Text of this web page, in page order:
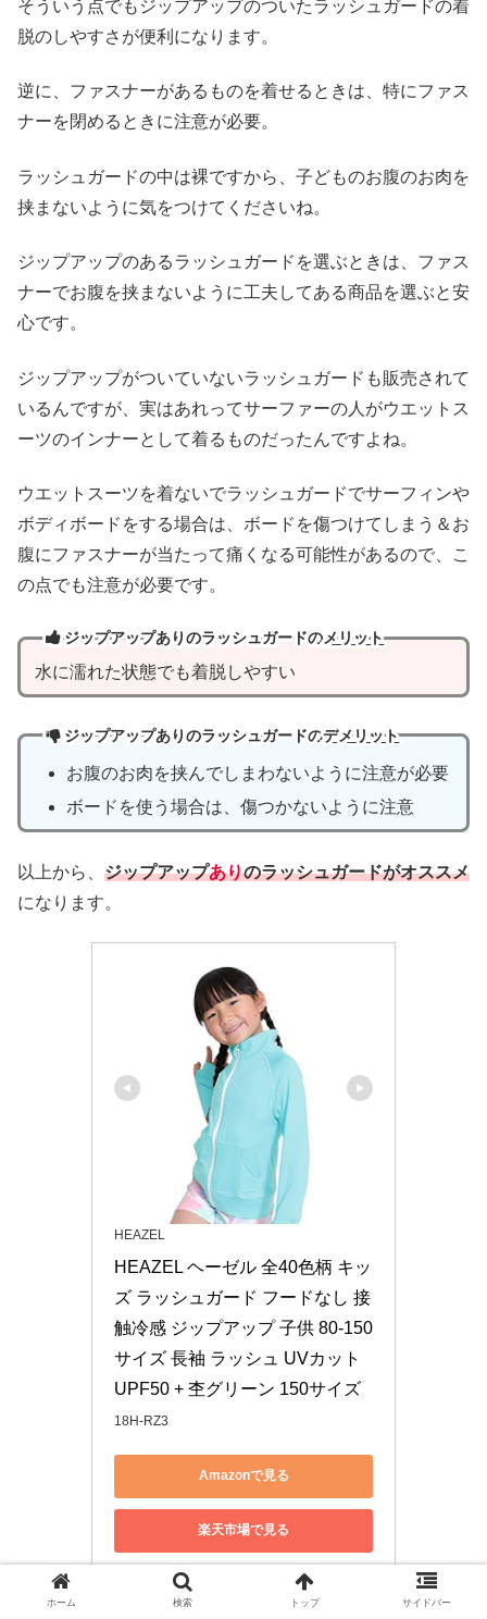
そういう点でもジップアップのついたラッシュガードの着
脱のしやすさが便利になります。
逆に、ファスナーがあるものを着せるときは、特にファス
ナーを閉めるときに注意が必要。
ラッシュガードの中は裸ですから、子どものお腹のお肉を
挟まないように気をつけてくださいね。
ジップアップのあるラッシュガードを選ぶときは、ファス
ナーでお腹を挟まないように工夫してある商品を選ぶと安
心です。
ジップアップがついていないラッシュガードも販売されて
いるんですが、実はあれってサーファーの人がウエットス
ーツのインナーとして着るものだったんですよね。
ウエットスーツを着ないでラッシュガードでサーフィンや
ボディボードをする場合は、ボードを傷つけてしまう＆お
腹にファスナーが当たって痛くなる可能性があるので、こ
の点でも注意が必要です。
ジップアップありのラッシュガードのメリット
水に濡れた状態でも着脱しやすい
ジップアップありのラッシュガードのデメリット
お腹のお肉を挟んでしまわないように注意が必要
ボードを使う場合は、傷つかないように注意
以上から、 ジップアップありのラッシュガードがオススメ
になります。
HEAZEL
HEAZEL ヘーゼル 全40色柄 キッ
ズ ラッシュガード フードなし 接
触冷感 ジップアップ 子供 80-150
サイズ 長袖 ラッシュ UVカット
UPF50 + 杢グリーン 150サイズ
18H-RZ3
Amazonで見る
楽天市場で見る
ホーム 検索 トップ サイドバー